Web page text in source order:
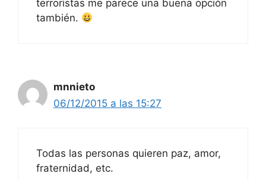
terroristas me parece una buena opción
también.
mnnieto
06/12/2015 a las 15:27
Todas las personas quieren paz, amor,
fraternidad, etc.